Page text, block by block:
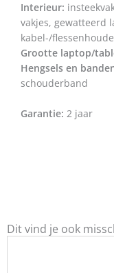
Interieur:
vakjes, gewatteerd
kabel-/
Grootte laptop/
Hengsels en
schouderband
Garantie: 2 jaar
Dit vind je ook